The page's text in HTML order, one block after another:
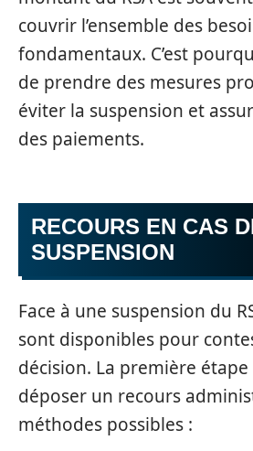
couvrir l’ensemble des
fondamentaux. C’est
de prendre des mesures
éviter la suspension et
des paiements.
RECOURS EN CAS
SUSPENSION
Face à une suspension du
sont disponibles pour
décision. La première étape
déposer un recours
méthodes possibles :